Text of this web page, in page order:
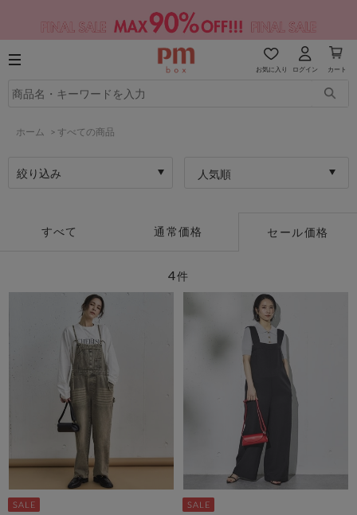
お気に入り ログイン カート
ホーム > すべての商品
絞り込み 人気順
すべて 通常価格 セール価格
4件